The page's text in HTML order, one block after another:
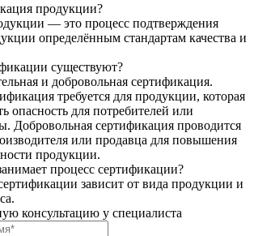
продукции?
— это процесс подтверждения
определённым стандартам качества и
существуют?
и добровольная сертификация.
требуется для продукции, которая
опасность для потребителей или
Добровольная сертификация проводится
или продавца для повышения
продукции.
процесс сертификации?
зависит от вида продукции и
консультацию у специалиста